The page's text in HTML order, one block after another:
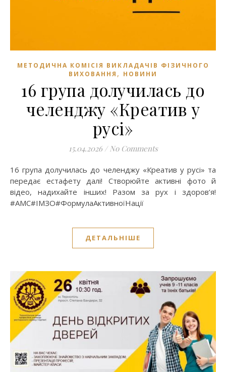
МЕТОДИЧНА КОМІСІЯ ВИКЛАДАЧІВ ФІЗИЧНОГО
ВИХОВАННЯ , НОВИНИ
16 група долучилась до
челенджу «Креатив у
русі»
15.04.2026 / No Comments
16 група долучилась до челенджу «Креатив у русі» та
передає естафету далі! Створюйте активні фото й
відео, надихайте інших! Разом за рух і здоров’я!
#АМС#ІМЗО#ФормулаАктивноїНації
ДЕТАЛЬНІШЕ